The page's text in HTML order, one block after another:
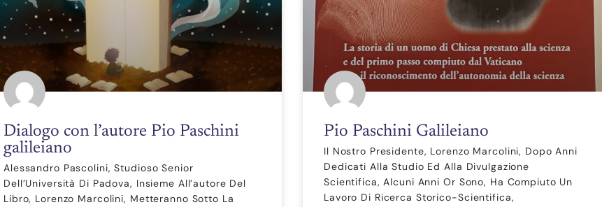
Dialogo con l’autore Pio Paschini
galileiano
Alessandro Pascolini, Studioso Senior
Dell’Università Di Padova, Insieme All’autore Del
Libro, Lorenzo Marcolini, Metteranno Sotto La
Pio Paschini Galileiano
Il Nostro Presidente, Lorenzo Marcolini, Dopo Anni
Dedicati Alla Studio Ed Alla Divulgazione
Scientifica, Alcuni Anni Or Sono, Ha Compiuto Un
Lavoro Di Ricerca Storico-Scientifica,